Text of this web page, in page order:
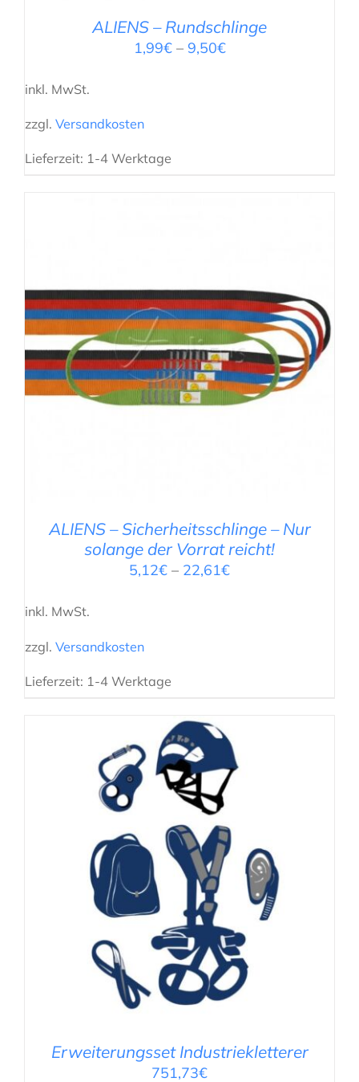
ALIENS – Rundschlinge
1,99€– 9,50€
inkl. MwSt.
zzgl. Versandkosten
Lieferzeit: 1-4 Werktage
AUSFÜHRUNG WÄHLEN / DETAILS
ALIENS – Sicherheitsschlinge – Nur
solange der Vorrat reicht!
5,12€ – 22,61€
inkl. MwSt.
zzgl. Versandkosten
Lieferzeit: 1-4 Werktage
IN DEN WARENKORB / DETAILS
Erweiterungsset Industriekletterer
751,73€